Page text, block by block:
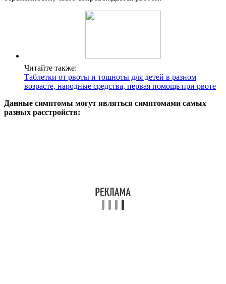
Читайте также:
Таблетки от рвоты и тошноты для детей в разном
возрасте, народные средства, первая помощь при рвоте
Данные симптомы могут являться симптомами самых
разных расстройств: